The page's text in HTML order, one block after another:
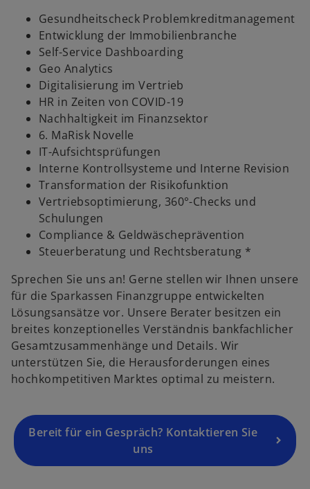
Gesundheitscheck Problemkreditmanagement
Entwicklung der Immobilienbranche
Self-Service Dashboarding
Geo Analytics
Digitalisierung im Vertrieb
HR in Zeiten von COVID-19
Nachhaltigkeit im Finanzsektor
6. MaRisk Novelle
IT-Aufsichtsprüfungen
Interne Kontrollsysteme und Interne Revision
Transformation der Risikofunktion
Vertriebsoptimierung, 360°-Checks und
Schulungen
Compliance & Geldwäscheprävention
Steuerberatung und Rechtsberatung *
Sprechen Sie uns an! Gerne stellen wir Ihnen unsere
für die Sparkassen Finanzgruppe entwickelten
Lösungsansätze vor. Unsere Berater besitzen ein
breites konzeptionelles Verständnis bankfachlicher
Gesamtzusammenhänge und Details. Wir
unterstützen Sie, die Herausforderungen eines
hochkompetitiven Marktes optimal zu meistern.
Bereit für ein Gespräch? Kontaktieren Sie
uns
ir
e
e
e
t